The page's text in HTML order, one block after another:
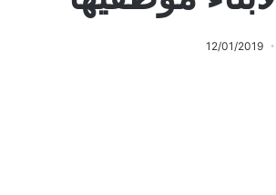
12/01/2019